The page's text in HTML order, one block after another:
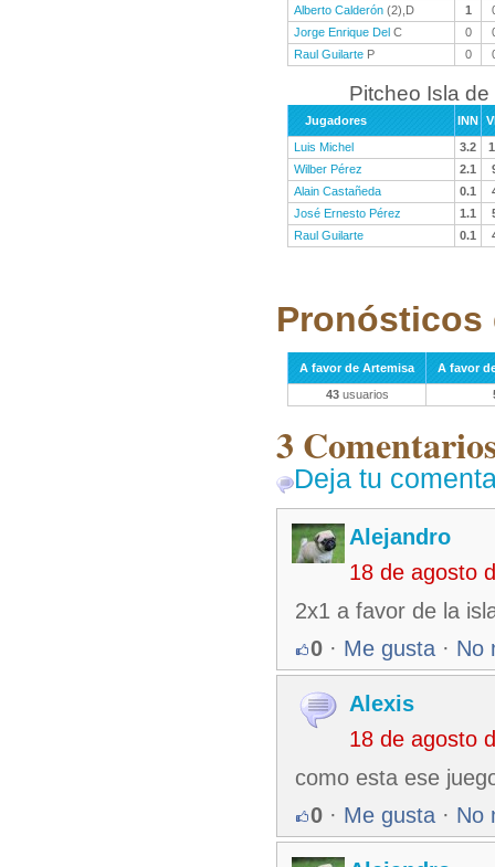
Alberto Calderón (2),D 1
Jorge Enrique Del C 0
Raul Guilarte P 0
Pitcheo Isla
Jugadores INN
Luis Michel
3.2
Wilber Pérez
2.1
Alain Castañeda
0.1
José Ernesto Pérez
1.1
Raul Guilarte
0.1
Pronósticos
A favor de Artemisa
A favor
43usuarios
3
Deja tu
Alejandro
18 de agosto
2x1 a favor de la
0 · Me gusta · No
Alexis
18 de agosto
como esta ese
0 · Me gusta · No